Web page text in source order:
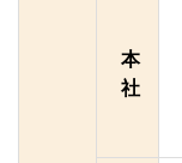
本
社